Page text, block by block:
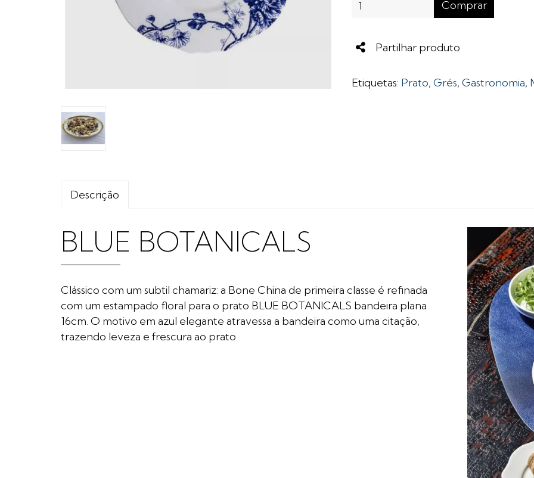
Comprar
Share
Partilhar produto
Etiquetas: Prato, Grés, Gastronomia,
Descrição
BLUE BOTANICALS
Clássico com um subtil chamariz: a Bone China de primeira classe é refinada
com um estampado floral para o prato BLUE BOTANICALS bandeira plana
16cm. O motivo em azul elegante atravessa a bandeira como uma citação,
trazendo leveza e frescura ao prato.